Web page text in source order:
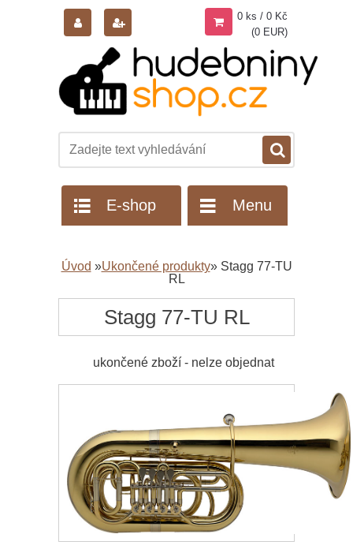
0 ks / 0 Kč
(0 EUR)
E-shop Menu
Úvod »Ukončené produkty» Stagg 77-TU
RL
Stagg 77-TU RL
ukončené zboží - nelze objednat